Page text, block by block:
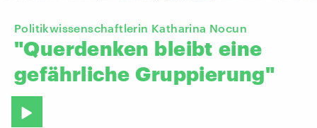
Politikwissenschaftlerin Katharina Nocun
"Querdenken bleibt eine
gefährliche Gruppierung"